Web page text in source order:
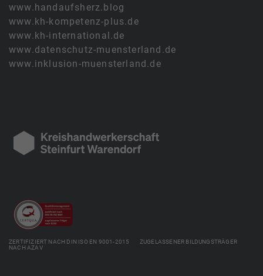
www.handaufsherz.blog
www.kh-kompetenz-plus.de
www.kh-international.de
www.datenschutz-muensterland.de
www.inklusion-muensterland.de
ZERTIFIZIERT NACH DIN ISO EN 9001-2015 ZUGELASSENER BILDUNGSTRÄGER
NACH AZAV